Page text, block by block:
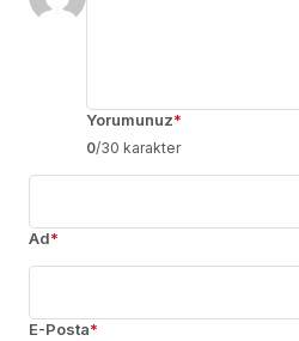
Yorumunuz*
0/30 karakter
Ad*
E-Posta*